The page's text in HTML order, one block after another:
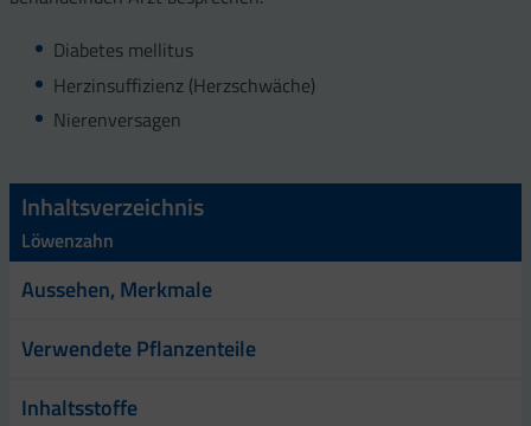
Diabetes mellitus
Herzinsuffizienz (Herzschwäche)
Nierenversagen
Inhaltsverzeichnis
Löwenzahn
Aussehen, Merkmale
Verwendete Pflanzenteile
Inhaltsstoffe